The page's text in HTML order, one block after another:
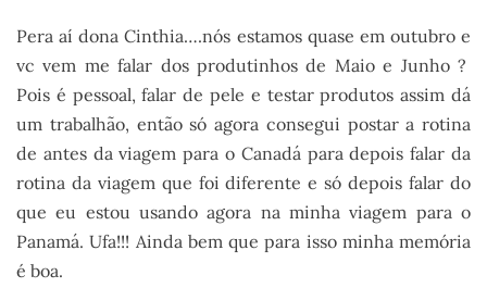
Pera aí dona Cinthia….nós estamos quase em outubro e
vc vem me falar dos produtinhos de Maio e Junho ?
Pois é pessoal, falar de pele e testar produtos assim dá
um trabalhão, então só agora consegui postar a rotina
de antes da viagem para o Canadá para depois falar da
rotina da viagem que foi diferente e só depois falar do
que eu estou usando agora na minha viagem para o
Panamá. Ufa!!! Ainda bem que para isso minha memória
é boa.